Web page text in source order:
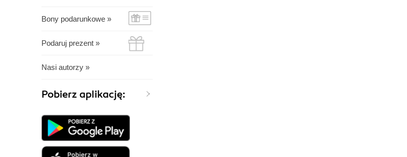
Bony podarunkowe »
Podaruj prezent »
Nasi autorzy »
Pobierz aplikację: